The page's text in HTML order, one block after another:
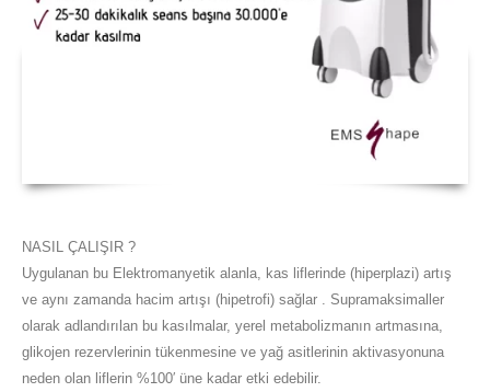
NASIL ÇALIŞIR ?
Uygulanan bu Elektromanyetik alanla, kas liflerinde (hiperplazi) artış
ve aynı zamanda hacim artışı (hipetrofi) sağlar . Supramaksimaller
olarak adlandırılan bu kasılmalar, yerel metabolizmanın artmasına,
glikojen rezervlerinin tükenmesine ve yağ asitlerinin aktivasyonuna
neden olan liflerin %100′ üne kadar etki edebilir.